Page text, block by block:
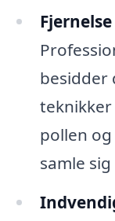
teknikker
pollen
samle